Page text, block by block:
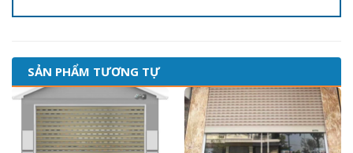
SẢN PHẨM TƯƠNG TỰ